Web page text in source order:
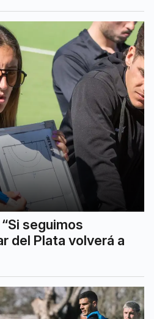
seguimos
del Plata volverá a